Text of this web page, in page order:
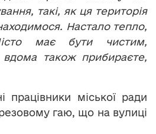
такі, як ця територія
Настало тепло,
має бути чистим,
також прибираєте,
працівники міської ради
гаю, що на вулиці